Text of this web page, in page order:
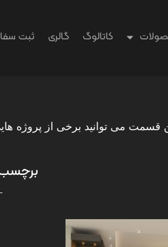
کاتالوگ گالری ثبت
قسمت می توانید برخی از پروژه